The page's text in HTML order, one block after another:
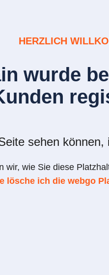
HERZLICH
wurde
sehen
wir, wie Sie diese
lösche ich die webgo